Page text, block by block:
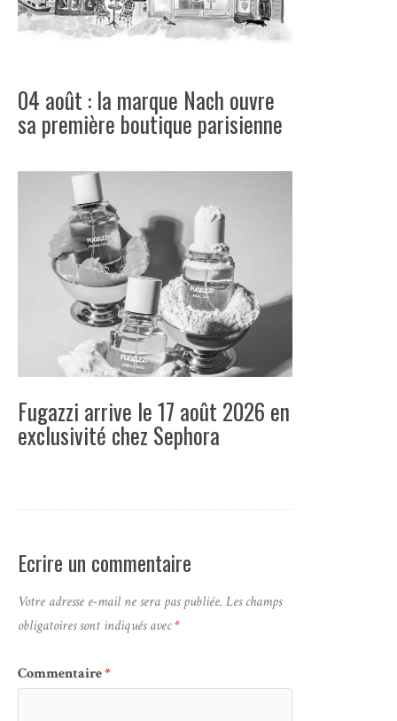
04 août : la marque Nach ouvre
sa première boutique parisienne
Fugazzi arrive le 17 août 2026 en
exclusivité chez Sephora
Ecrire un commentaire
Votre adresse e-mail ne sera pas publiée. Les champs
obligatoires sont indiqués avec*
Commentaire*